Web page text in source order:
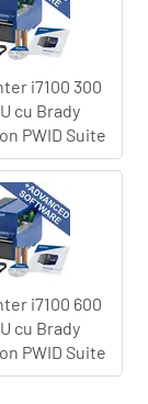
i7100 300
cu Brady
PWID Suite
i7100 600
cu Brady
PWID Suite